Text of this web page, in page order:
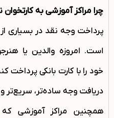
چرا مراکز آموزشی به کارتخوان
پرداخت وجه نقد در بسیاری
است. امروزه والدین یا
خود را با کارت بانکی
دریافت وجه ساده‌تر، سریع‌تر
همچنین مراکز آموزشی